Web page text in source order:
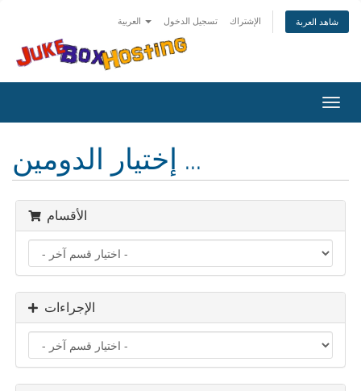
تسجيل الدخول الإشتراك شاهد العربة
تبديل
التنقل
إختيار الدومين ...
الأقسام
الإجراءات